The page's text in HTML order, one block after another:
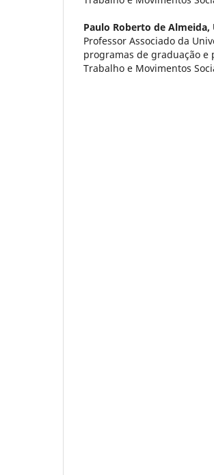
Paulo Roberto de Almeida,
Professor Associado da
programas de graduação e
Trabalho e Movimentos